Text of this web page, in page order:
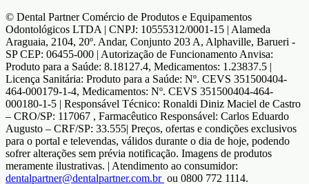
© Dental Partner Comércio de Produtos e Equipamentos
Odontológicos LTDA | CNPJ: 10555312/0001-15 | Alameda
Araguaia, 2104, 20º. Andar, Conjunto 203 A, Alphaville, Barueri -
SP CEP: 06455-000 | Autorização de Funcionamento Anvisa:
Produto para a Saúde: 8.18127.4, Medicamentos: 1.23837.5 |
Licença Sanitária: Produto para a Saúde: Nº. CEVS 351500404-
464-000179-1-4, Medicamentos: Nº. CEVS 351500404-464-
000180-1-5 | Responsável Técnico: Ronaldi Diniz Maciel de Castro
– CRO/SP: 117067 , Farmacêutico Responsável: Carlos Eduardo
Augusto – CRF/SP: 33.555| Preços, ofertas e condições exclusivos
para o portal e televendas, válidos durante o dia de hoje, podendo
sofrer alterações sem prévia notificação. Imagens de produtos
meramente ilustrativas. | Atendimento ao consumidor:
dentalpartner@dentalpartner.com.br ou 0800 772 1114.